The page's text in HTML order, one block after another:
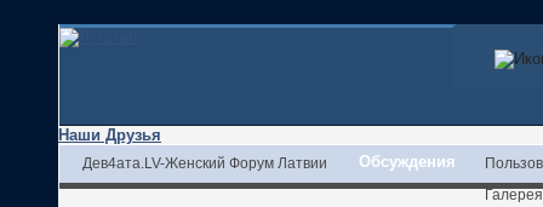
Наши Друзья
Дев4ата.LV-Женский Форум Латвии Обсуждения
Галерея